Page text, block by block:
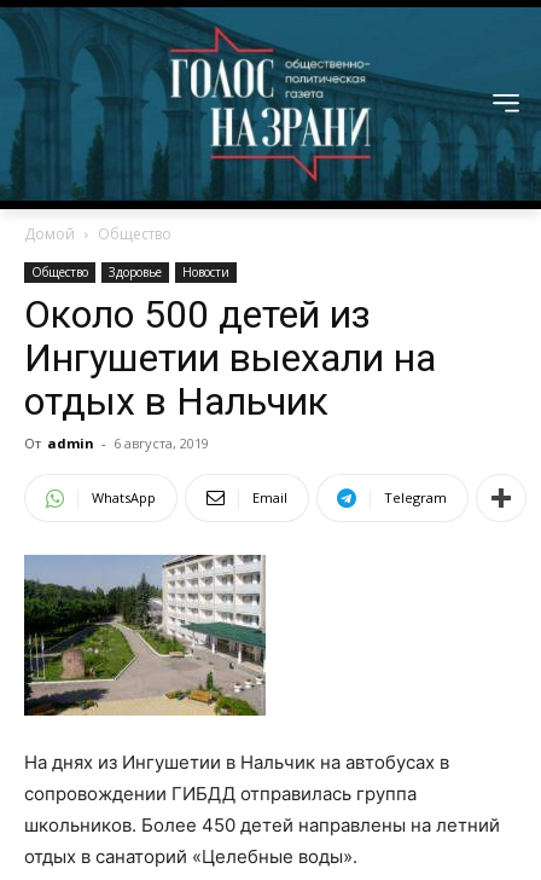
Домой Общество
Общество Здоровье Новости
Около 500 детей из
Ингушетии выехали на
отдых в Нальчик
От admin - 6 августа, 2019
WhatsApp Email Telegram
На днях из Ингушетии в Нальчик на автобусах в
сопровождении ГИБДД отправилась группа
школьников. Более 450 детей направлены на летний
отдых в санаторий «Целебные воды».